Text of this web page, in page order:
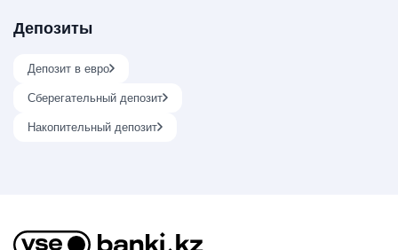
Депозиты
Депозит в евро
Сберегательный депозит
Накопительный депозит